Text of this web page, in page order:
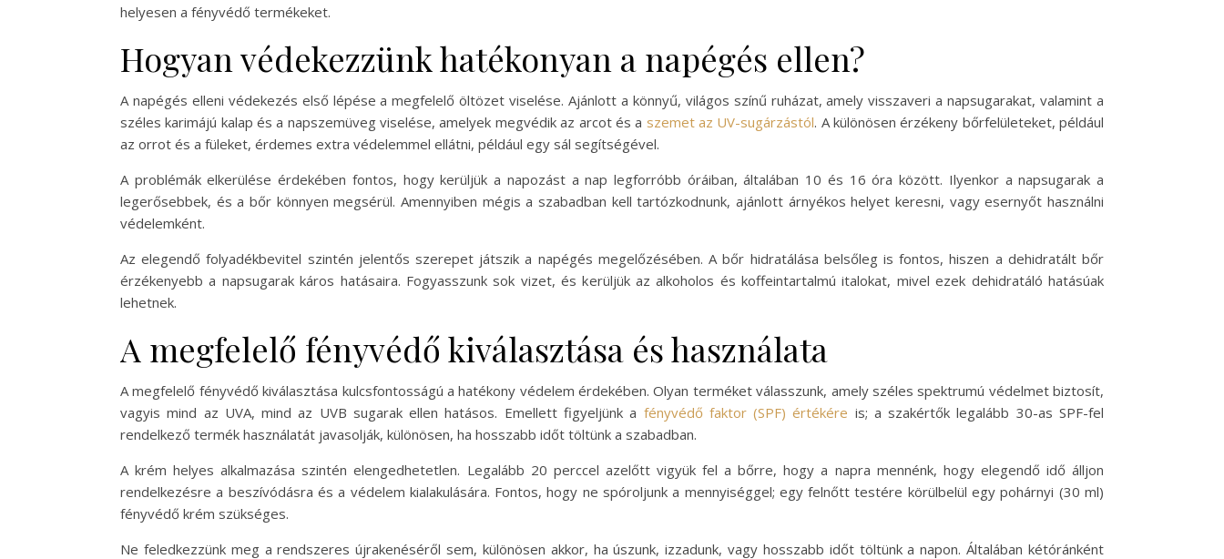
helyesen a fényvédő termékeket.
Hogyan védekezzünk hatékonyan a napégés ellen?
A napégés elleni védekezés első lépése a megfelelő öltözet viselése. Ajánlott a könnyű, világos színű ruházat, amely visszaveri a napsugarakat, valamint a
széles karimájú kalap és a napszemüveg viselése, amelyek megvédik az arcot és a szemet az UV-sugárzástól. A különösen érzékeny bőrfelületeket, például
az orrot és a füleket, érdemes extra védelemmel ellátni, például egy sál segítségével.
A problémák elkerülése érdekében fontos, hogy kerüljük a napozást a nap legforróbb óráiban, általában 10 és 16 óra között. Ilyenkor a napsugarak a
legerősebbek, és a bőr könnyen megsérül. Amennyiben mégis a szabadban kell tartózkodnunk, ajánlott árnyékos helyet keresni, vagy esernyőt használni
védelemként.
Az elegendő folyadékbevitel szintén jelentős szerepet játszik a napégés megelőzésében. A bőr hidratálása belsőleg is fontos, hiszen a dehidratált bőr
érzékenyebb a napsugarak káros hatásaira. Fogyasszunk sok vizet, és kerüljük az alkoholos és koffeintartalmú italokat, mivel ezek dehidratáló hatásúak
lehetnek.
A megfelelő fényvédő kiválasztása és használata
A megfelelő fényvédő kiválasztása kulcsfontosságú a hatékony védelem érdekében. Olyan terméket válasszunk, amely széles spektrumú védelmet biztosít,
vagyis mind az UVA, mind az UVB sugarak ellen hatásos. Emellett figyeljünk a fényvédő faktor (SPF) értékére is; a szakértők legalább 30-as SPF-fel
rendelkező termék használatát javasolják, különösen, ha hosszabb időt töltünk a szabadban.
A krém helyes alkalmazása szintén elengedhetetlen. Legalább 20 perccel azelőtt vigyük fel a bőrre, hogy a napra mennénk, hogy elegendő idő álljon
rendelkezésre a beszívódásra és a védelem kialakulására. Fontos, hogy ne spóroljunk a mennyiséggel; egy felnőtt testére körülbelül egy pohárnyi (30 ml)
fényvédő krém szükséges.
Ne feledkezzünk meg a rendszeres újrakenéséről sem, különösen akkor, ha úszunk, izzadunk, vagy hosszabb időt töltünk a napon. Általában kétóránként